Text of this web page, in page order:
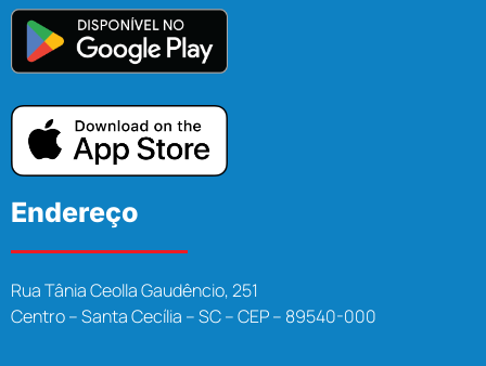
Endereço
Rua Tânia Ceolla Gaudêncio, 251
Centro – Santa Cecília – SC – CEP – 89540-000